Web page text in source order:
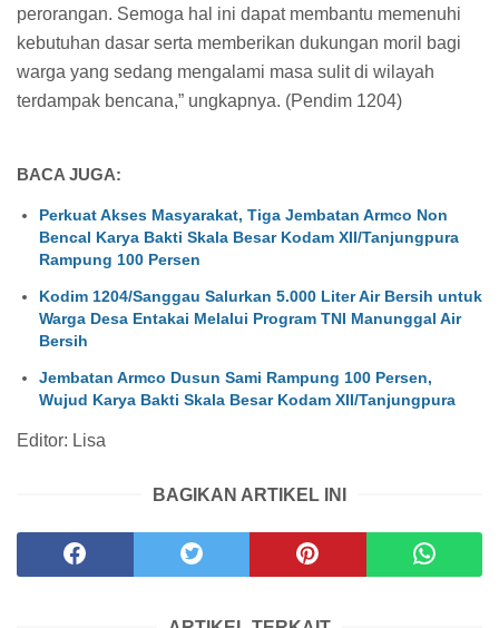
perorangan. Semoga hal ini dapat membantu memenuhi
kebutuhan dasar serta memberikan dukungan moril bagi
warga yang sedang mengalami masa sulit di wilayah
terdampak bencana,” ungkapnya. (Pendim 1204)
BACA JUGA:
Perkuat Akses Masyarakat, Tiga Jembatan Armco Non
Bencal Karya Bakti Skala Besar Kodam XII/Tanjungpura
Rampung 100 Persen
Kodim 1204/Sanggau Salurkan 5.000 Liter Air Bersih untuk
Warga Desa Entakai Melalui Program TNI Manunggal Air
Bersih
Jembatan Armco Dusun Sami Rampung 100 Persen,
Wujud Karya Bakti Skala Besar Kodam XII/Tanjungpura
Editor: Lisa
BAGIKAN ARTIKEL INI